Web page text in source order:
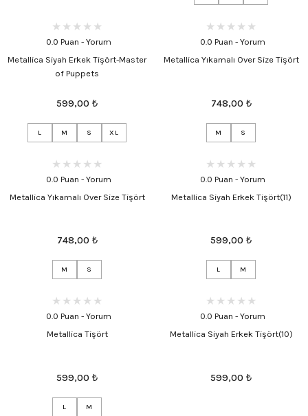
0.0 Puan - Yorum
Metallica Siyah Erkek Tişört-Master
of Puppets
599,00 ₺
L M S XL
0.0 Puan - Yorum
Metallica Yıkamalı Over Size Tişört
748,00 ₺
M S
0.0 Puan - Yorum
Metallica Yıkamalı Over Size Tişört
748,00 ₺
M S
0.0 Puan - Yorum
Metallica Siyah Erkek Tişört(11)
599,00 ₺
L M
0.0 Puan - Yorum
Metallica Tişört
599,00 ₺
L M
0.0 Puan - Yorum
Metallica Siyah Erkek Tişört(10)
599,00 ₺